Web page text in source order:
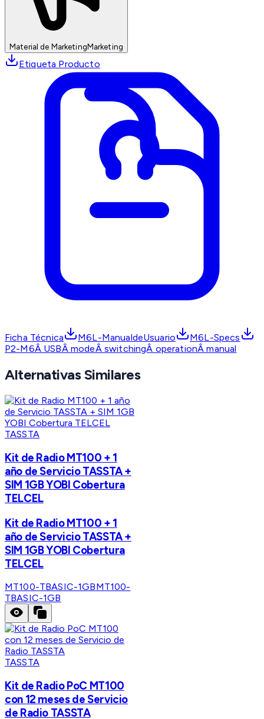
Material de MarketingMarketing
Etiqueta Producto
Ficha Técnica M6L-ManualdeUsuario
M6L-Specs
P2-M6Â USBÂ modeÂ switchingÂ operationÂ manual
Alternativas Similares
TASSTA
Kit de Radio MT100 + 1
año de Servicio TASSTA +
SIM 1GB YOBI Cobertura
TELCEL
Kit de Radio MT100 + 1
año de Servicio TASSTA +
SIM 1GB YOBI Cobertura
TELCEL
MT100-TBASIC-1GBMT100-
TBASIC-1GB
TASSTA
Kit de Radio PoC MT100
con 12 meses de Servicio
de Radio TASSTA